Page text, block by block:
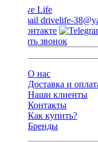
drivelife-
Заказать звонок
О нас
Доставка и
Наши клиенты
Контакты
Как купить?
Бренды